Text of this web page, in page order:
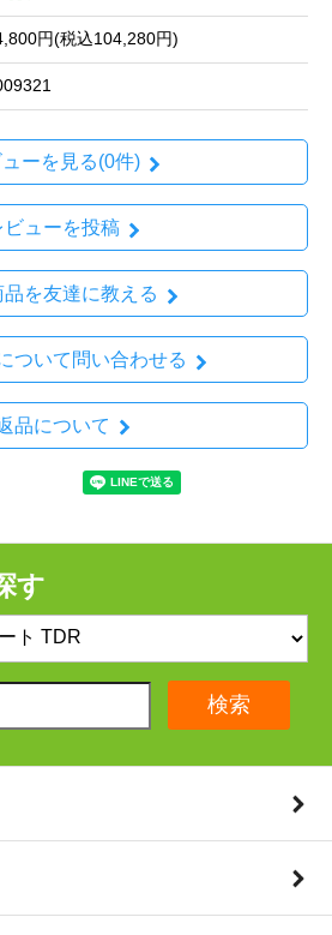
円(税込104,280円)
ューを見る(0件)
ビューを投稿
品を友達に教える
ついて問い合わせる
品について
す
検索